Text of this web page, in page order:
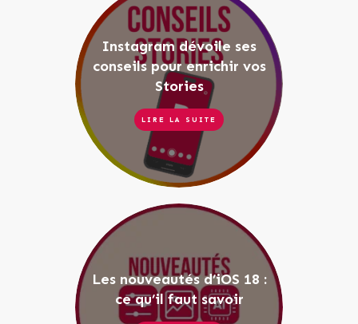
Instagram dévoile ses
conseils pour enrichir vos
Stories
LIRE LA SUITE
Les nouveautés d’iOS 18 :
ce qu’il faut savoir